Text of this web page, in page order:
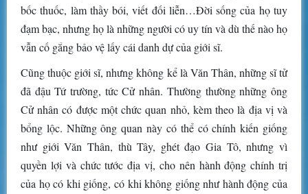
bốc thuốc, làm thầy bói, viết đối liễn…Đời sống của họ tuy
đạm bạc, nhưng họ là những người có uy tín và dù thế nào họ
vẫn cố gắng bảo vệ lấy cái danh dự của giới sĩ.
Cũng thuộc giới sĩ, nhưng không kể là Văn Thân, những sĩ tử
đã đậu Tứ trường, tức Cử nhân. Thường thường những ông
Cử nhân có được một chức quan nhỏ, kèm theo là địa vị và
bổng lộc. Những ông quan này có thể có chính kiến giống
như giới Văn Thân, thù Tây, ghét đạo Gia Tô, nhưng vì
quyền lợi và chức tước địa vị, cho nên hành động chính trị
của họ có khi giống, có khi không giống như hành động của